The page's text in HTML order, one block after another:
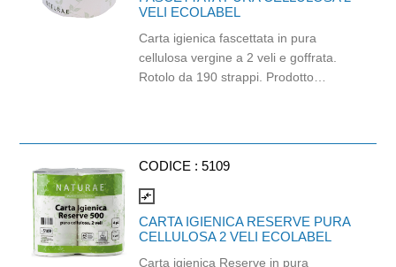
VELI ECOLABEL
Carta igienica fascettata in pura
cellulosa vergine a 2 veli e goffrata.
Rotolo da 190 strappi. Prodotto
CODICE : 5109
compare_arrows
CARTA IGIENICA RESERVE PURA
CELLULOSA 2 VELI ECOLABEL
Carta igienica Reserve in pura